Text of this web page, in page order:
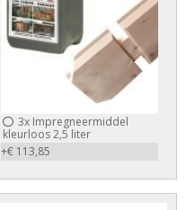
3xImpregneermiddel
kleurloos 2,5 liter
+€ 113,85